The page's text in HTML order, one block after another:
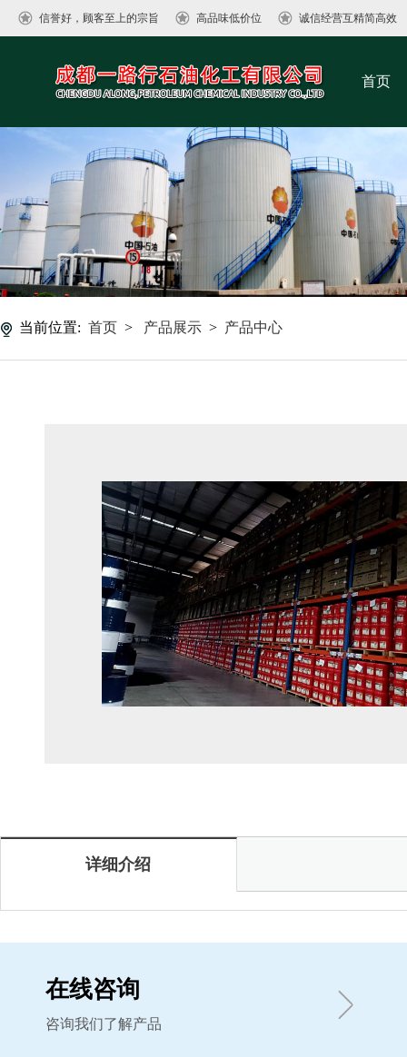
信誉好，顾客至上的宗旨 高品味低价位 诚信经营互精简高效
首页
当前位置: 首页 > 产品展示 > 产品中心
详细介绍
在线咨询
咨询我们了解产品